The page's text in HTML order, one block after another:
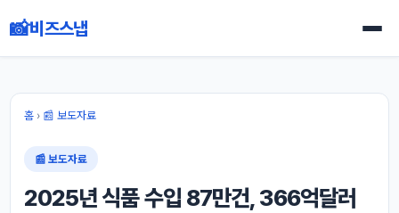
📸비즈스냅
홈› 📰 보도자료
📰 보도자료
2025년 식품 수입 87만건, 366억달러